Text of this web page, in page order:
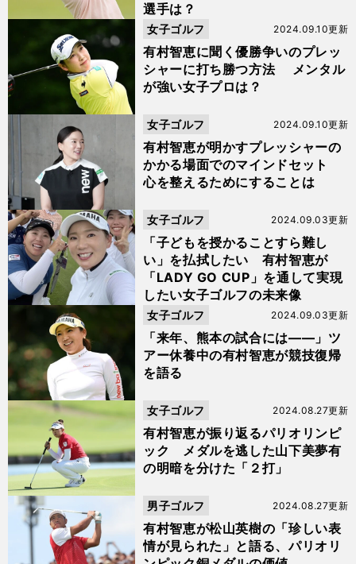
選手は？
有村智恵に聞く優勝争いのプレッ
シャーに打ち勝つ方法 メンタル
が強い女子プロは？
2024.09.10更新
女子ゴルフ
有村智恵が明かすプレッシャーの
かかる場面でのマインドセット
心を整えるためにすることは
2024.09.10更新
女子ゴルフ
「子どもを授かることすら難し
い」を払拭したい 有村智恵が
「LADY GO CUP」を通して実現
したい女子ゴルフの未来像
2024.09.03更新
女子ゴルフ
「来年、熊本の試合には――」ツ
アー休養中の有村智恵が競技復帰
を語る
2024.09.03更新
女子ゴルフ
有村智恵が振り返るパリオリンピ
ック メダルを逃した山下美夢有
の明暗を分けた「２打」
2024.08.27更新
女子ゴルフ
有村智恵が松山英樹の「珍しい表
情が見られた」と語る、パリオリ
2024.08.27更新
男子ゴルフ